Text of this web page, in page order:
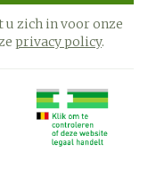
zich in voor onze
privacy policy.